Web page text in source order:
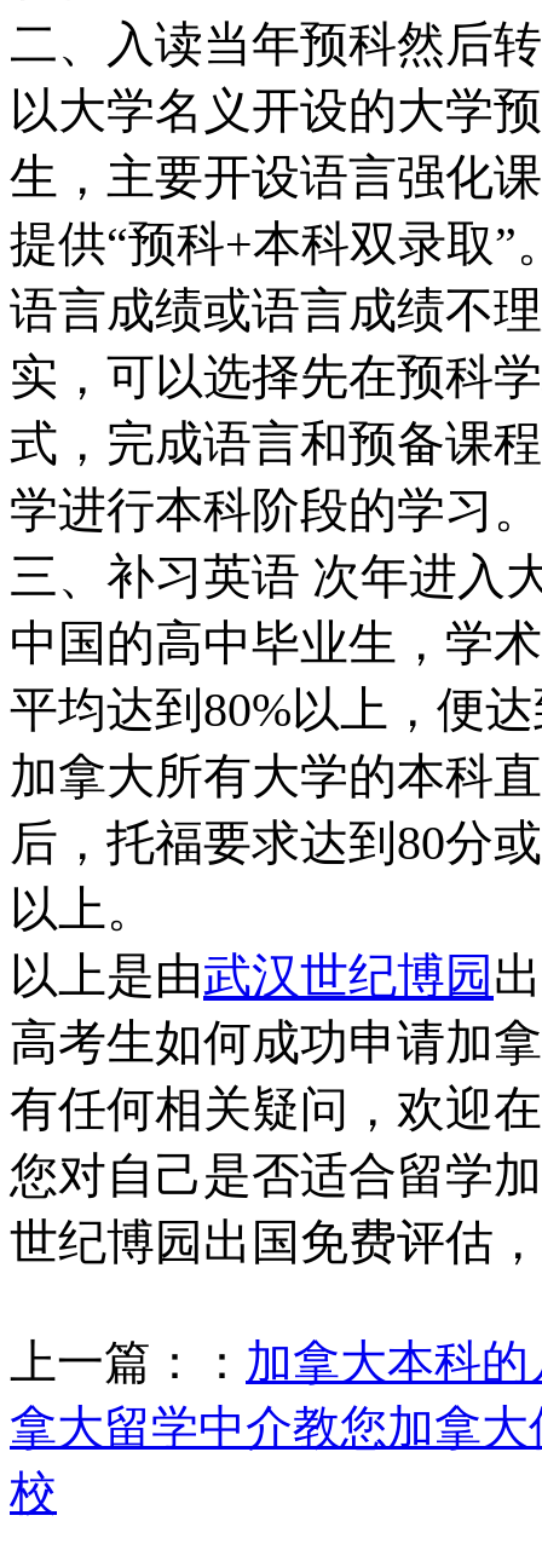
二、入读当年预科然后
以大学名义开设的大学
生，主要开设语言强化
提供“预科+本科双录取
语言成绩或语言成绩不
实，可以选择先在预科
式，完成语言和预备课
学进行本科阶段的学习。
三、补习英语 次年进入
中国的高中毕业生，学
平均达到80%以上，便
加拿大所有大学的本科
后，托福要求达到80分
以上。
以上是由武汉世纪博园
高考生如何成功申请加
有任何相关疑问，欢迎
您对自己是否适合留学
世纪博园出国免费评估
上一篇：： 加拿大本科
拿大留学中介教您加拿
校